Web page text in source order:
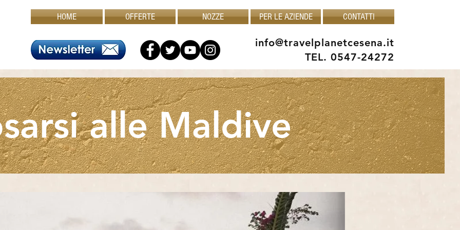
HOME OFFERTE NOZZE PER LE AZIENDE CONTATTI
info@travelplanetcesena.it
TEL. 0547-24272
alle Maldive